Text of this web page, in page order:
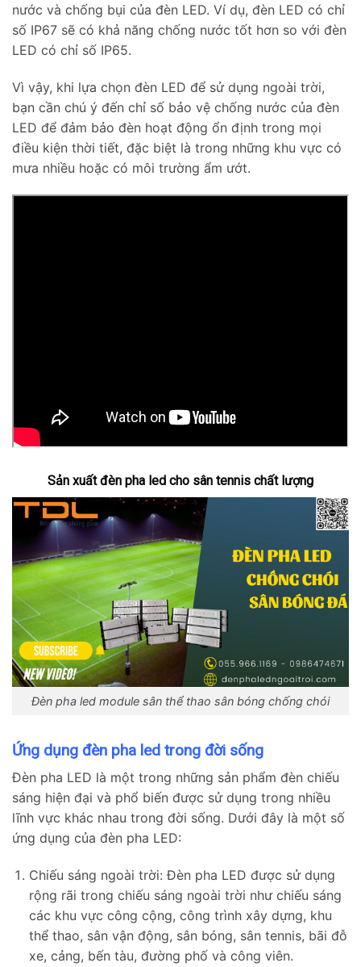
nước và chống bụi của đèn LED. Ví dụ, đèn LED có chỉ
số IP67 sẽ có khả năng chống nước tốt hơn so với đèn
LED có chỉ số IP65.
Vì vậy, khi lựa chọn đèn LED để sử dụng ngoài trời,
bạn cần chú ý đến chỉ số bảo vệ chống nước của đèn
LED để đảm bảo đèn hoạt động ổn định trong mọi
điều kiện thời tiết, đặc biệt là trong những khu vực có
mưa nhiều hoặc có môi trường ẩm ướt.
Sản xuất đèn pha led cho sân tennis chất lượng
Đèn pha led module sân thể thao sân bóng chống chói
Ứng dụng đèn pha led trong đời sống
Đèn pha LED là một trong những sản phẩm đèn chiếu
sáng hiện đại và phổ biến được sử dụng trong nhiều
lĩnh vực khác nhau trong đời sống. Dưới đây là một số
ứng dụng của đèn pha LED:
Chiếu sáng ngoài trời: Đèn pha LED được sử dụng
rộng rãi trong chiếu sáng ngoài trời như chiếu sáng
các khu vực công cộng, công trình xây dựng, khu
thể thao, sân vận động, sân bóng, sân tennis, bãi đỗ
xe, cảng, bến tàu, đường phố và công viên.